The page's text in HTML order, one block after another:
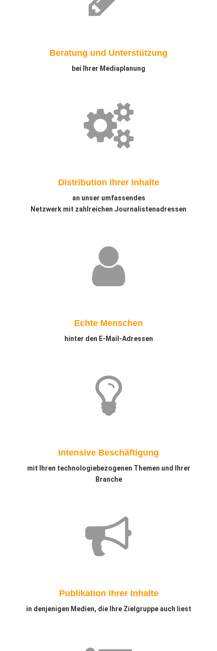
Beratung und Unterstützung
bei Ihrer Mediaplanung
Distribution Ihrer Inhalte
an unser umfassendes
Netzwerk mit zahlreichen Journalistenadressen
Echte Menschen
hinter den E-Mail-Adressen
Intensive Beschäftigung
mit Ihren technologiebezogenen Themen und Ihrer
Branche
Publikation Ihrer Inhalte
in denjenigen Medien, die Ihre Zielgruppe auch liest